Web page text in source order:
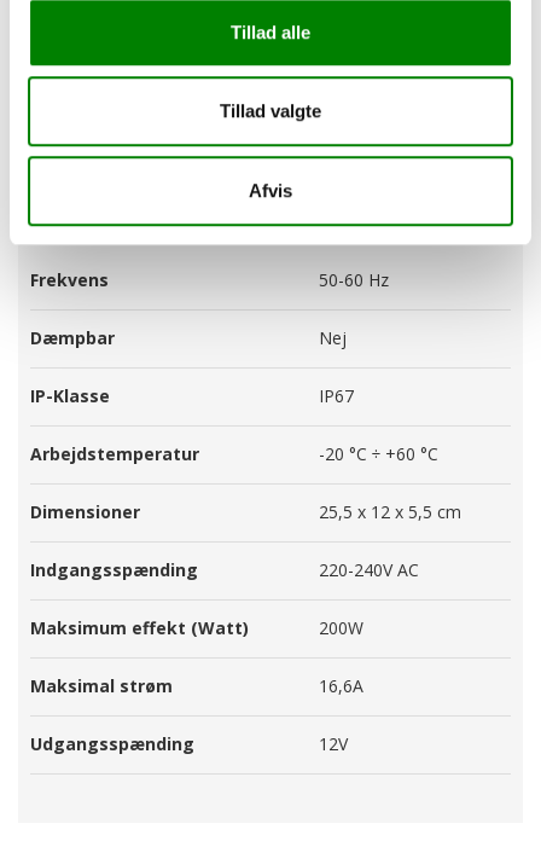
Tillad alle
Tillad valgte
Afvis
Man-Tor: kl.09:00-
Fredag: kl. 09:00-
12:00
Frekvens 50-60 Hz
Dæmpbar Nej
IP-Klasse IP67
Arbejdstemperatur -20 °C ÷ +60 °C
Dimensioner 25,5 x 12 x 5,5 cm
Indgangsspænding 220-240V AC
Maksimum effekt (Watt) 200W
Maksimal strøm 16,6A
Udgangsspænding 12V